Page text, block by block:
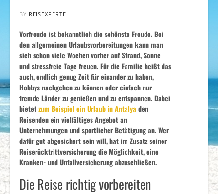
BY REISEXPERTE
Vorfreude ist bekanntlich die schönste Freude. Bei
den allgemeinen Urlaubsvorbereitungen kann man
sich schon viele Wochen vorher auf Strand, Sonne
und stressfreie Tage freuen. Für die Familie heißt das
auch, endlich genug Zeit für einander zu haben,
Hobbys nachgehen zu können oder einfach nur
fremde Länder zu genießen und zu entspannen. Dabei
bietetzum Beispiel ein Urlaub in Antalya den
Reisenden ein vielfältiges Angebot an
Unternehmungen und sportlicher Betätigung an. Wer
dafür gut abgesichert sein will, hat im Zusatz seiner
Reiserücktrittversicherung die Möglichkeit, eine
Kranken- und Unfallversicherung abzuschließen.
Die Reise richtig vorbereiten